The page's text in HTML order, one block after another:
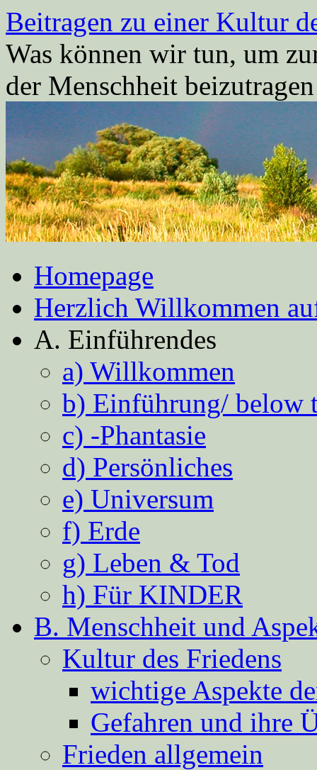
Zum
Inhalt
springen
Beitragen zu einer Kultur
Was können wir tun, um
der Menschheit
Homepage
Herzlich Willkommen
A. Einführendes
a) Willkommen
b) Einführung/ below
c) -Phantasie
d) Persönliches
e) Universum
f) Erde
g) Leben & Tod
h) Für KINDER
B. Menschheit und
Kultur des Friedens
wichtige Aspekte
Gefahren und ihre
Frieden allgemein